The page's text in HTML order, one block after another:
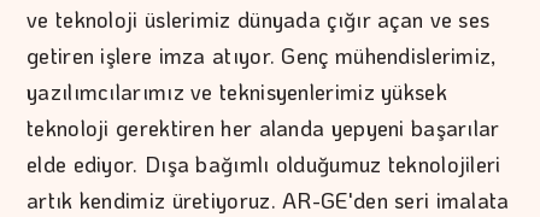
ve teknoloji üslerimiz dünyada çığır açan ve ses
getiren işlere imza atıyor. Genç mühendislerimiz,
yazılımcılarımız ve teknisyenlerimiz yüksek
teknoloji gerektiren her alanda yepyeni başarılar
elde ediyor. Dışa bağımlı olduğumuz teknolojileri
artık kendimiz üretiyoruz. AR-GE'den seri imalata